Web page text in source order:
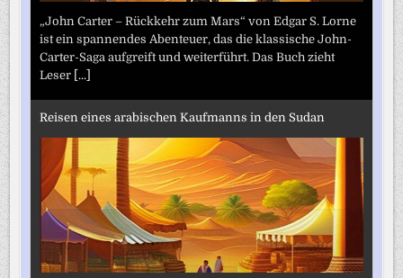
„John Carter – Rückkehr zum Mars“ von Edgar S. Lorne
ist ein spannendes Abenteuer, das die klassische John-
Carter-Saga aufgreift und weiterführt. Das Buch zieht
Leser [...]
Reisen eines arabischen Kaufmanns in den Sudan